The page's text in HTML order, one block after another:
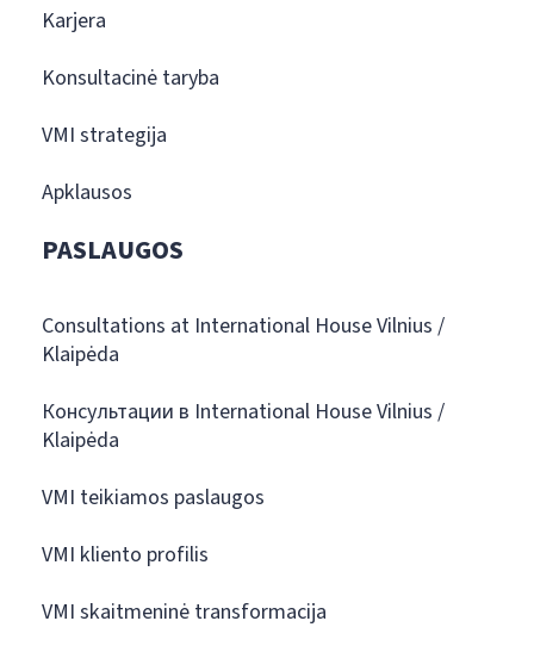
Karjera
Konsultacinė taryba
VMI strategija
Apklausos
PASLAUGOS
Consultations at International House Vilnius /
Klaipėda
Консультации в International House Vilnius /
Klaipėda
VMI teikiamos paslaugos
VMI kliento profilis
VMI skaitmeninė transformacija